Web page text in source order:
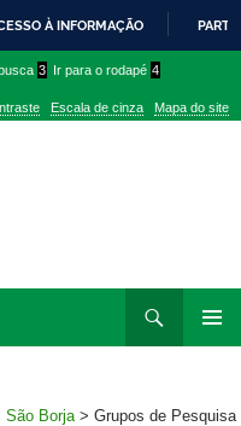
À INFORMAÇÃO
3 Ir para o rodapé 4
Escala de cinza Mapa do site
São Borja > Grupos de Pesquisa